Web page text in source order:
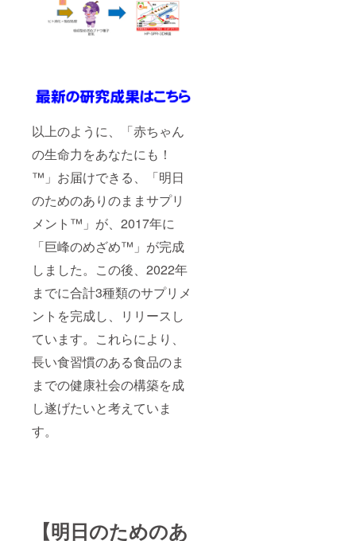
以上のように、「赤ちゃん
の生命力をあなたにも！
™」お届けできる、「明日
のためのありのままサプリ
メント™」が、2017年に
「巨峰のめざめ™」が完成
しました。この後、2022年
までに合計3種類のサプリメ
ントを完成し、リリースし
ています。これらにより、
長い食習慣のある食品のま
までの健康社会の構築を成
し遂げたいと考えていま
す。
【明日のためのあ